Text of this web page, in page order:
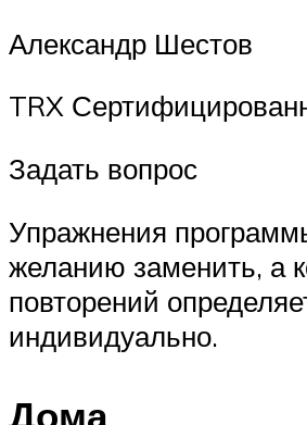
Александр Шестов
TRX
Задать вопрос
Упражнения
желанию заменить, а
повторений
индивидуально.
Дома